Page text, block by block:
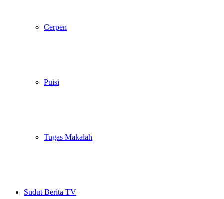
Cerpen
Puisi
Tugas Makalah
Sudut Berita TV